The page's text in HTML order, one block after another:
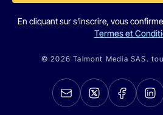
En cliquant sur s'inscrire, vous
Termes et
© 2026 Talmont Media SAS.